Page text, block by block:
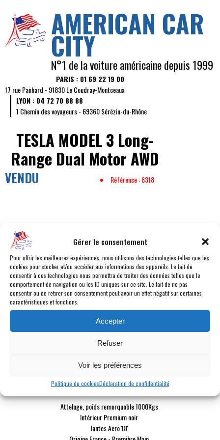
Gérer le consentement
Pour offrir les meilleures expériences, nous utilisons des technologies telles que les
cookies pour stocker et/ou accéder aux informations des appareils. Le fait de
consentir à ces technologies nous permettra de traiter des données telles que le
comportement de navigation ou les ID uniques sur ce site. Le fait de ne pas
consentir ou de retirer son consentement peut avoir un effet négatif sur certaines
caractéristiques et fonctions.
Accepter
Refuser
Voir les préférences
Politique de cookiesDéclaration de confidentialité
AMERICAN CAR
CITY
N°1 de la voiture américaine depuis 1999
PARIS : 01 69 22 19 00
17 rue Panhard - 91830 Le Coudray-Montceaux
LYON : 04 72 70 88 88
1 Chemin des voyageurs - 69360 Sérézin-du-Rhône
TESLA MODEL 3Long-
Range Dual Motor AWD
VENDU Référence : 6318
CATÉGORIE :
CARBURANT :
Electrique
BOÎTE :Automatique
MILLÉSIME :2020
KILOMÉTRAGE :99 151 km
COULEUR :Rouge
INTÉRIEUR :Cuir Noir
PUISSANCE FISCALE :9 cv fiscaux
POINTS FORTS
Attelage, poids remorquable 1000Kgs
Intérieur Premium noir
Jantes Aero 18'